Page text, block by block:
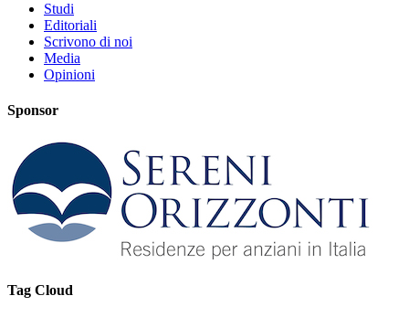
Studi
Editoriali
Scrivono di noi
Media
Opinioni
Sponsor
Tag Cloud